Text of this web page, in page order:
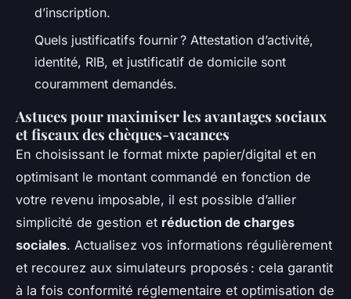
d’inscription.
Quels justificatifs fournir ? Attestation d’activité,
identité, RIB, et justificatif de domicile sont
couramment demandés.
Astuces pour maximiser les avantages sociaux
et fiscaux des chèques-vacances
En choisissant le format mixte papier/digital et en
optimisant le montant commandé en fonction de
votre revenu imposable, il est possible d’allier
simplicité de gestion et réduction de charges
sociales. Actualisez vos informations régulièrement
et recourez aux simulateurs proposés : cela garantit
à la fois conformité réglementaire et optimisation de